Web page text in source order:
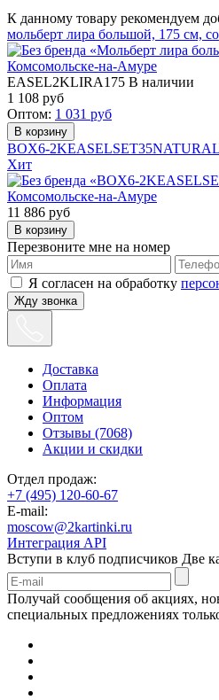
К данному товару рекомендуем
мольберт лира большой, 175 см,
EASEL2KLIRA175 В наличии
1 108 руб
Оптом: 1 031 руб
BOX6-
Хит
11 886 руб
Перезвоните мне на номер
Я согласен на обработку
Жду звонка
Доставка
Оплата
Информация
Оптом
Отзывы (7068)
Акции и скидки
Отдел продаж:
+7 (495) 120-60-67
E-mail:
moscow@2kartinki.ru
Интеграция API
Вступи в клуб подписчиков Две
Получай сообщения об акциях,
специальных предложениях